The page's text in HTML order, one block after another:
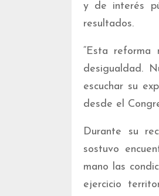
y de interés
resultados.
“Esta
desigualdad.
escuchar su
desde el
Durante su
sostuvo
mano las
ejercicio